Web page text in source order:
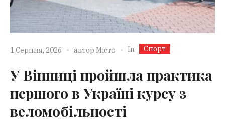
1 Серпня, 2026 автор Місто In Спорт
У Вінниці пройшла практика
першого в Україні курсу з
веломобільності